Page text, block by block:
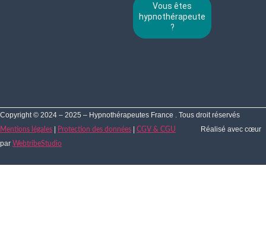
Vous êtes
hypnothérapeute
?
Copyright © 2024 – 2025 – Hypnothérapeutes France . Tous droit réservés
Mentions légales Protection des données CGV & CGU
Réalisé avec cœur
par WebtribeStudio